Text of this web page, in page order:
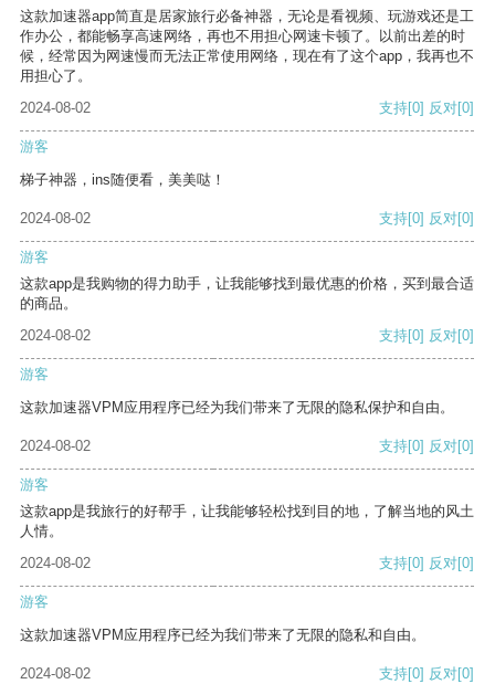
这款加速器app简直是居家旅行必备神器，无论是看视频、玩游戏还是工
作办公，都能畅享高速网络，再也不用担心网速卡顿了。以前出差的时
候，经常因为网速慢而无法正常使用网络，现在有了这个app，我再也不
用担心了。
2024-08-02
支持[0] 反对[0]
游客
梯子神器，ins随便看，美美哒！
2024-08-02 支持[0] 反对[0]
游客
这款app是我购物的得力助手，让我能够找到最优惠的价格，买到最合适
的商品。
2024-08-02
支持[0] 反对[0]
游客
这款加速器VPM应用程序已经为我们带来了无限的隐私保护和自由。
2024-08-02 支持[0] 反对[0]
游客
这款app是我旅行的好帮手，让我能够轻松找到目的地，了解当地的风土
人情。
2024-08-02
支持[0] 反对[0]
游客
这款加速器VPM应用程序已经为我们带来了无限的隐私和自由。
2024-08-02 支持[0] 反对[0]